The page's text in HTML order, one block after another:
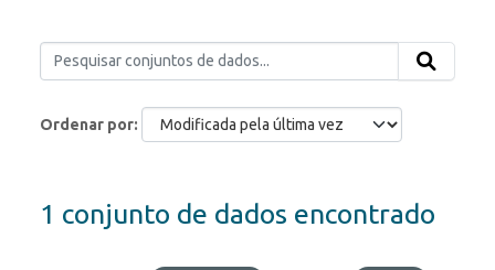
Ordenar por
1 conjunto de dados encontrado